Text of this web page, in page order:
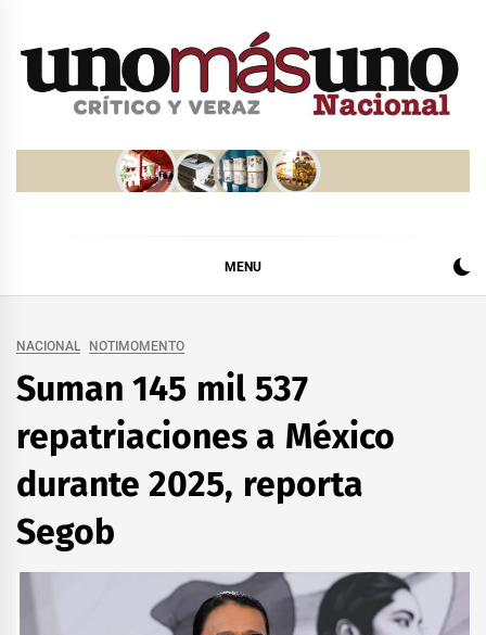
MENU
NACIONAL NOTIMOMENTO
Suman 145 mil 537
repatriaciones a México
durante 2025, reporta
Segob